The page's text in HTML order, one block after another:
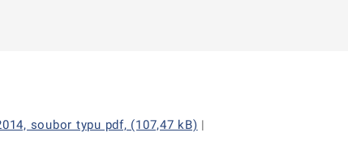
soubor typu pdf, (107,47 kB) |